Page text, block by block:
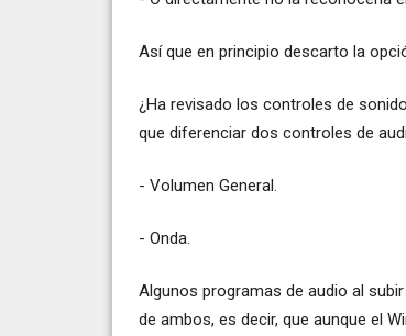
Así que en principio descarto la
¿Ha revisado los controles de
que diferenciar dos controles de
- Volumen General.
- Onda.
Algunos programas de audio al
de ambos, es decir, que aunque el